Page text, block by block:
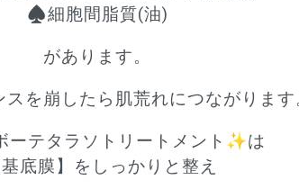
♠️細胞間脂質(油)
があります。
を崩したら肌荒れにつながります
ーテタラソトリートメント✨は
底膜】をしっかりと整え